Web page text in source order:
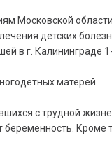
Московской
детских
в г. Калининграде
матерей.
с трудной
Кроме